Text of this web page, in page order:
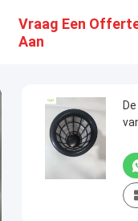
Vraag Een
Aan